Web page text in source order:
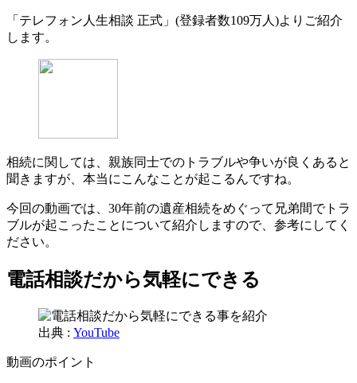
「テレフォン人生相談 正式」(登録者数109万人)よりご紹介
します。
相続に関しては、親族同士でのトラブルや争いが良くあると
聞きますが、本当にこんなことが起こるんですね。
今回の動画では、30年前の遺産相続をめぐって兄弟間でトラ
ブルが起こったことについて紹介しますので、参考にしてく
ださい。
電話相談だから気軽にできる
出典 : YouTube
動画のポイント